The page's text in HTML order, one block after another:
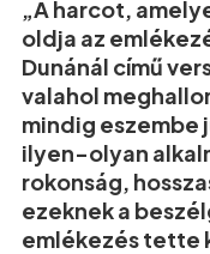
„A harcot,
oldja az
Dunánál című
valahol
mindig eszembe
ilyen-olyan
rokonság,
ezeknek a
emlékezés tette